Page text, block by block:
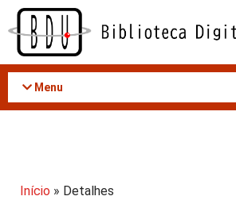
Acessar
conteúdo
Menu
Início » Detalhes